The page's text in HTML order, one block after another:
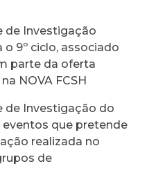
de Investigação
o 9º ciclo, associado
parte da oferta
NOVA FCSH
de Investigação do
eventos que pretende
realizada no
de